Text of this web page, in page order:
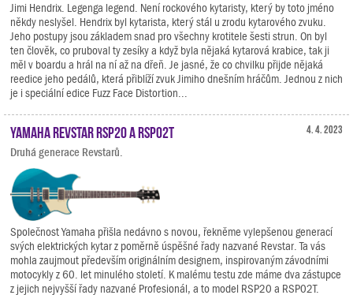
Jimi Hendrix. Legenga legend. Není rockového kytaristy, který by toto jméno
někdy neslyšel. Hendrix byl kytarista, který stál u zrodu kytarového zvuku.
Jeho postupy jsou základem snad pro všechny krotitele šesti strun. On byl
ten člověk, co pruboval ty zesíky a když byla nějaká kytarová krabice, tak ji
měl v boardu a hrál na ní až na dřeň. Je jasné, že co chvilku přijde nějaká
reedice jeho pedálů, která přiblíží zvuk Jimiho dnešním hráčům. Jednou z nich
je i speciální edice Fuzz Face Distortion...
4. 4. 2023
Yamaha Revstar RSP20 a RSP02T
Druhá generace Revstarů.
Společnost Yamaha přišla nedávno s novou, řekněme vylepšenou generací
svých elektrických kytar z poměrně úspěšné řady nazvané Revstar. Ta vás
mohla zaujmout především originálním designem, inspirovaným závodními
motocykly z 60. let minulého století. K malému testu zde máme dva zástupce
z jejich nejvyšší řady nazvané Profesionál, a to model RSP20 a RSP02T.